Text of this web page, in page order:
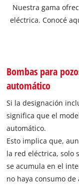
Nuestra gama
eléctrica. Conocé
Bombas para
automático
Si la designación
significa que el
automático.
Esto implica que,
la red eléctrica, solo
se acumula en el
no haya consumo